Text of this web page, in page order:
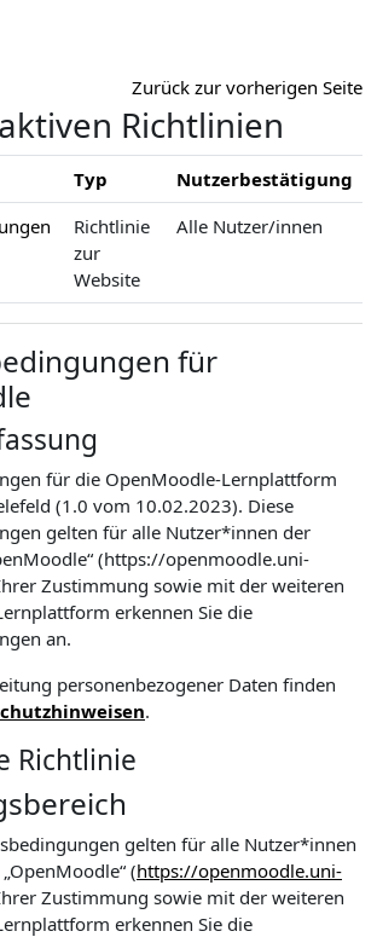
Zurück zur vorherigen Seite
Richtlinien
Typ
Nutzerbestätigung
Richtlinie
zur
Website
Alle Nutzer/innen
für
für die OpenMoodle-Lernplattform
(1.0 vom 10.02.2023). Diese
gelten für alle Nutzer*innen der
(https://openmoodle.uni-
Zustimmung sowie mit der weiteren
erkennen Sie die
an.
personenbezogener Daten finden
.
Richtlinie
gelten für alle Nutzer*innen
(https://openmoodle.uni-
Zustimmung sowie mit der weiteren
erkennen Sie die